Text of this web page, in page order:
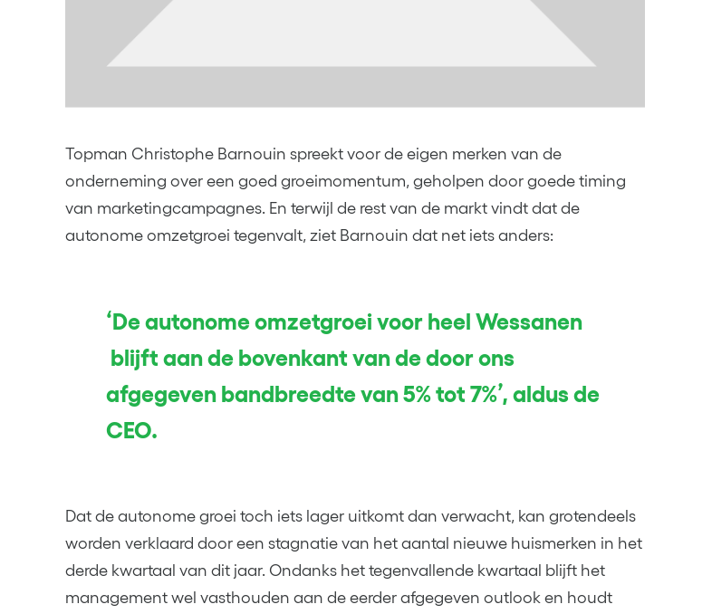
Topman Christophe Barnouin spreekt voor de eigen merken van de
onderneming over een goed groeimomentum, geholpen door goede timing
van marketingcampagnes. En terwijl de rest van de markt vindt dat de
autonome omzetgroei tegenvalt, ziet Barnouin dat net iets anders:
‘De autonome omzetgroei voor heel Wessanen
blijft aan de bovenkant van de door ons
afgegeven bandbreedte van 5% tot 7%’, aldus de
CEO.
Dat de autonome groei toch iets lager uitkomt dan verwacht, kan grotendeels
worden verklaard door een stagnatie van het aantal nieuwe huismerken in het
derde kwartaal van dit jaar. Ondanks het tegenvallende kwartaal blijft het
management wel vasthouden aan de eerder afgegeven outlook en houdt